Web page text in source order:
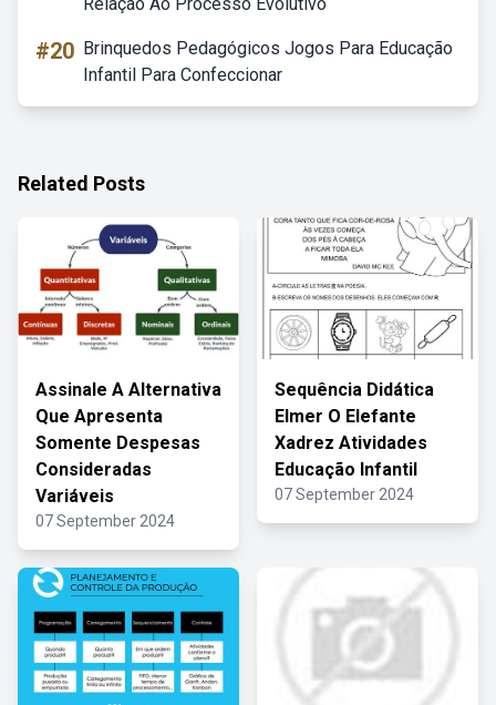
#20 Brinquedos Pedagógicos Jogos Para Educação
Infantil Para Confeccionar
Related Posts
Assinale A Alternativa
Que Apresenta
Somente Despesas
Consideradas
Variáveis
07 September 2024
Sequência Didática
Elmer O Elefante
Xadrez Atividades
Educação Infantil
07 September 2024